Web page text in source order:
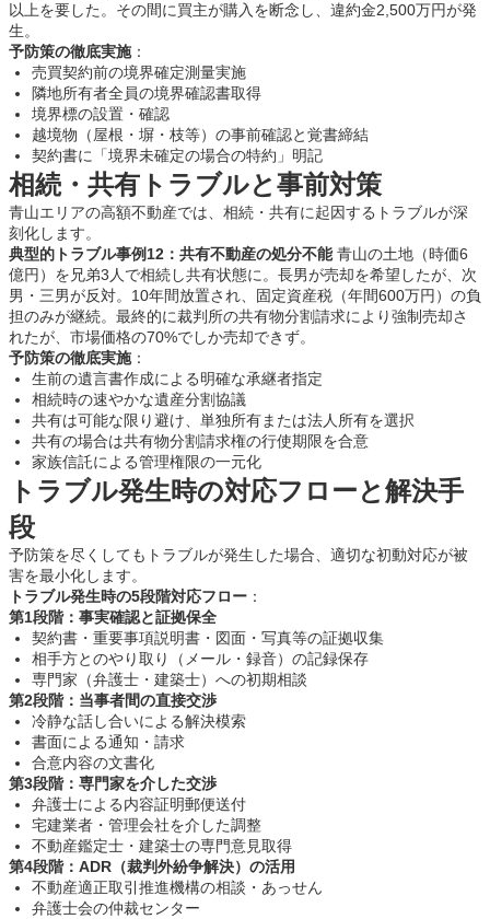
以上を要した。その間に買主が購入を断念し、違約金2,500万円が発
生。
予防策の徹底実施：
売買契約前の境界確定測量実施
隣地所有者全員の境界確認書取得
境界標の設置・確認
越境物（屋根・塀・枝等）の事前確認と覚書締結
契約書に「境界未確定の場合の特約」明記
相続・共有トラブルと事前対策
青山エリアの高額不動産では、相続・共有に起因するトラブルが深
刻化します。
典型的トラブル事例12：共有不動産の処分不能青山の土地（時価6
億円）を兄弟3人で相続し共有状態に。長男が売却を希望したが、次
男・三男が反対。10年間放置され、固定資産税（年間600万円）の負
担のみが継続。最終的に裁判所の共有物分割請求により強制売却さ
れたが、市場価格の70%でしか売却できず。
予防策の徹底実施：
生前の遺言書作成による明確な承継者指定
相続時の速やかな遺産分割協議
共有は可能な限り避け、単独所有または法人所有を選択
共有の場合は共有物分割請求権の行使期限を合意
家族信託による管理権限の一元化
トラブル発生時の対応フローと解決手
段
予防策を尽くしてもトラブルが発生した場合、適切な初動対応が被
害を最小化します。
トラブル発生時の5段階対応フロー ：
第1段階：事実確認と証拠保全
契約書・重要事項説明書・図面・写真等の証拠収集
相手方とのやり取り（メール・録音）の記録保存
専門家（弁護士・建築士）への初期相談
第2段階：当事者間の直接交渉
冷静な話し合いによる解決模索
書面による通知・請求
合意内容の文書化
第3段階：専門家を介した交渉
弁護士による内容証明郵便送付
宅建業者・管理会社を介した調整
不動産鑑定士・建築士の専門意見取得
第4段階：ADR（裁判外紛争解決）の活用
不動産適正取引推進機構の相談・あっせん
弁護士会の仲裁センター